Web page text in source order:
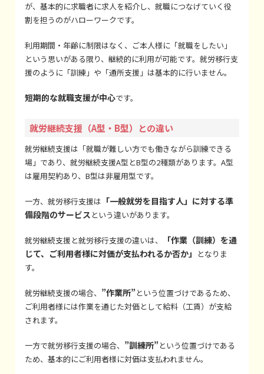
が、基本的に求職者に求人を紹介し、就職につなげていく役
割を担うのがハローワークです。
利用期間・年齢に制限はなく、ご本人様に「就職をしたい」
という思いがある限り、継続的に利用が可能です。就労移行支
援のように「訓練」や「通所支援」は基本的に行いません。
短期的な就職支援が中心です。
就労継続支援（A型・B型）との違い
就労継続支援は「就職が難しい方でも働きながら訓練できる
場」であり、就労継続支援A型とB型の2種類があります。A型
は雇用契約あり、B型は非雇用型です。
一方、就労移行支援は 「一般就労を目指す人」に対する準
備段階のサービス という違いがあります。
就労継続支援と就労移行支援の違いは、
「作業（訓練）を通
じて、ご利用者様に対価が支払われるか否か」
となりま
す。
就労継続支援の場合、 ”作業所”という位置づけであるため、
ご利用者様には作業を通じた対価として給料（工賃）が支給
されます。
一方で就労移行支援の場合、 ”訓練所”という位置づけである
ため、基本的にご利用者様に対価は支払われません。